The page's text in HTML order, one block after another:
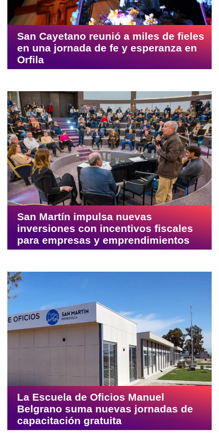
Seguí Leyendo...
San Cayetano reunió a miles de fieles
en una jornada de fe y esperanza en
Orfila
San Martín impulsa nuevas
inversiones con incentivos fiscales
para empresas y emprendimientos